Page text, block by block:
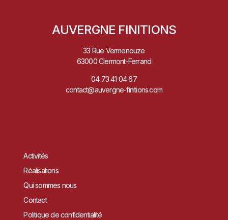
AUVERGNE FINITIONS
33 Rue Vermenouze
63000 Clermont-Ferrand
04 73 41 04 67
contact@auvergne-finitions.com
Activités
Réalisations
Qui sommes nous
Contact
Politique de confidentialité